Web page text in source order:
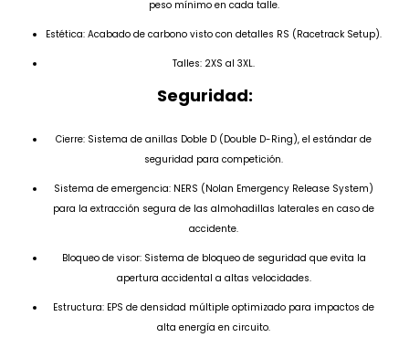
peso mínimo en cada talle.
Estética: Acabado de carbono visto con detalles RS (Racetrack Setup).
Talles: 2XS al 3XL.
Seguridad:
Cierre: Sistema de anillas Doble D (Double D-Ring), el estándar de
seguridad para competición.
Sistema de emergencia: NERS (Nolan Emergency Release System)
para la extracción segura de las almohadillas laterales en caso de
accidente.
Bloqueo de visor: Sistema de bloqueo de seguridad que evita la
apertura accidental a altas velocidades.
Estructura: EPS de densidad múltiple optimizado para impactos de
alta energía en circuito.